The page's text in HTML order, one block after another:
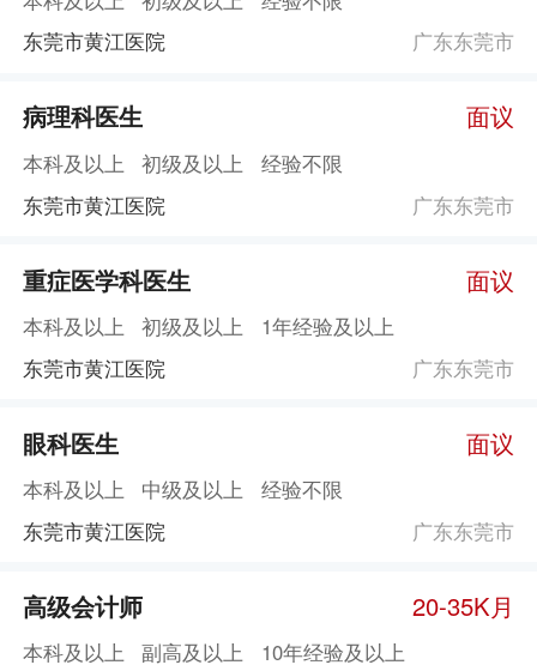
东莞市黄江医院
广东东莞市
病理科医生 面议
本科及以上 初级及以上
经验不限
东莞市黄江医院
广东东莞市
重症医学科医生 面议
本科及以上 初级及以上
1年经验及以上
东莞市黄江医院
广东东莞市
眼科医生 面议
本科及以上 中级及以上
经验不限
东莞市黄江医院
广东东莞市
高级会计师 20-35K月
本科及以上 副高及以上 10年经验及以上